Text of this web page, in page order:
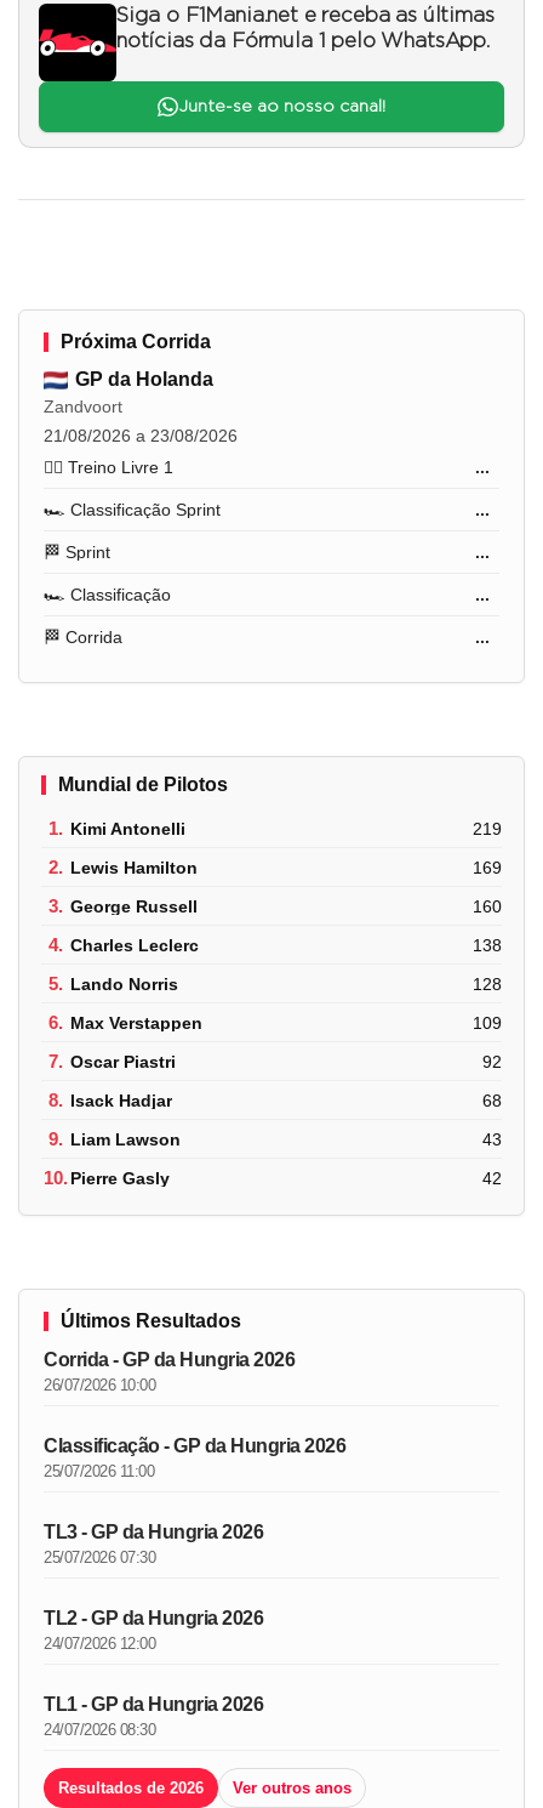
Siga o F1Mania.net e receba as últimas
notícias da Fórmula 1 pelo WhatsApp.
Junte-se ao nosso canal!
Próxima Corrida
GP da Holanda
Zandvoort
21/08/2026 a 23/08/2026
🏋️‍♂️ Treino Livre 1
...
🏎️ Classificação Sprint ...
🏁 Sprint ...
🏎️ Classificação ...
🏁 Corrida ...
Mundial de Pilotos
1. Kimi Antonelli 219
2. Lewis Hamilton 169
3. George Russell 160
4. Charles Leclerc 138
5. Lando Norris 128
6. Max Verstappen 109
7. Oscar Piastri 92
8. Isack Hadjar 68
9. Liam Lawson 43
10.Pierre Gasly 42
Últimos Resultados
Corrida - GP da Hungria 2026
26/07/2026 10:00
Classificação - GP da Hungria 2026
25/07/2026 11:00
TL3 - GP da Hungria 2026
25/07/2026 07:30
TL2 - GP da Hungria 2026
24/07/2026 12:00
TL1 - GP da Hungria 2026
24/07/2026 08:30
Resultados de 2026 Ver outros anos